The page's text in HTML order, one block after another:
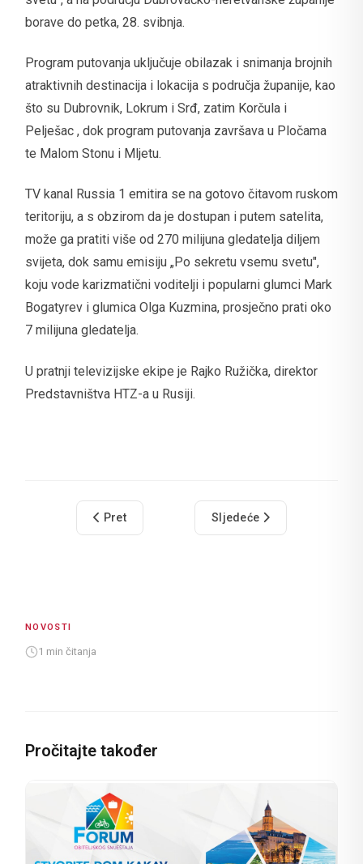
NOVOSTI
1 min čitanja
borave do petka, 28. svibnja.
Program putovanja uključuje obilazak i snimanja brojnih
atraktivnih destinacija i lokacija s područja županije, kao
što su Dubrovnik, Lokrum i Srđ, zatim Korčula i
Pelješac , dok program putovanja završava u Pločama
te Malom Stonu i Mljetu.
TV kanal Russia 1 emitira se na gotovo čitavom ruskom
teritoriju, a s obzirom da je dostupan i putem satelita,
može ga pratiti više od 270 milijuna gledatelja diljem
svijeta, dok samu emisiju „Po sekretu vsemu svetu",
koju vode karizmatični voditelji i popularni glumci Mark
Bogatyrev i glumica Olga Kuzmina, prosječno prati oko
7 milijuna gledatelja.
U pratnji televizijske ekipe je Rajko Ružička, direktor
Predstavništva HTZ-a u Rusiji.
Prethodni članak: TZ grada Dubrovnika
Pret Sljedeći članak: Poljska
Sljedeće
Pročitajte također